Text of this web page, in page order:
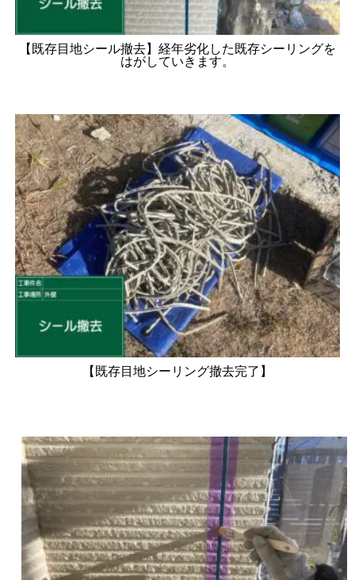
【既存目地シール撤去】経年劣化した既存シーリングを
はがしていきます。
【既存目地シーリング撤去完了】